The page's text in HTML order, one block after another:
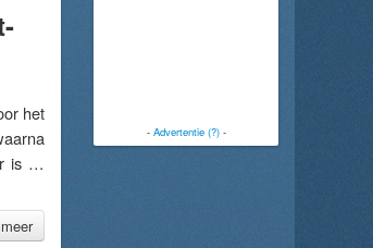
het
is …
- Advertentie (?)-